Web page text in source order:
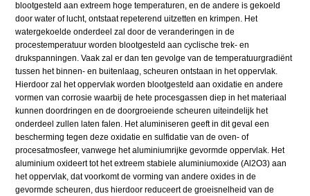
blootgesteld aan extreem hoge temperaturen, en de andere is gekoeld
door water of lucht, ontstaat repeterend uitzetten en krimpen. Het
watergekoelde onderdeel zal door de veranderingen in de
procestemperatuur worden blootgesteld aan cyclische trek- en
drukspanningen. Vaak zal er dan ten gevolge van de temperatuurgradiënt
tussen het binnen- en buitenlaag, scheuren ontstaan in het oppervlak.
Hierdoor zal het oppervlak worden blootgesteld aan oxidatie en andere
vormen van corrosie waarbij de hete procesgassen diep in het materiaal
kunnen doordringen en de doorgroeiende scheuren uiteindelijk het
onderdeel zullen laten falen. Het aluminiseren geeft in dit geval een
bescherming tegen deze oxidatie en sulfidatie van de oven- of
procesatmosfeer, vanwege het aluminiumrijke gevormde oppervlak. Het
aluminium oxideert tot het extreem stabiele aluminiumoxide (Al2O3) aan
het oppervlak, dat voorkomt de vorming van andere oxides in de
gevormde scheuren, dus hierdoor reduceert de groeisnelheid van de